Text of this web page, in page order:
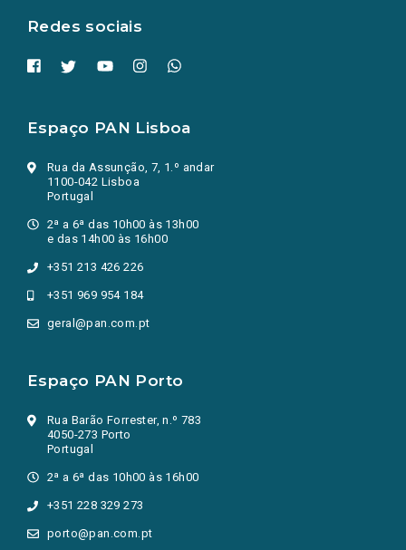
Redes sociais
Espaço PAN Lisboa
Rua da Assunção, 7, 1.º andar
1100-042 Lisboa
Portugal
2ª a 6ª das 10h00 às 13h00
e das 14h00 às 16h00
+351 213 426 226
+351 969 954 184
geral@pan.com.pt
Espaço PAN Porto
Rua Barão Forrester, n.º 783
4050-273 Porto
Portugal
2ª a 6ª das 10h00 às 16h00
+351 228 329 273
porto@pan.com.pt